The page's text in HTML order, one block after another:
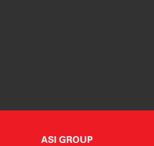
ASI GROUP